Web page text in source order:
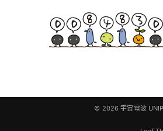
© 2026宇宙電波